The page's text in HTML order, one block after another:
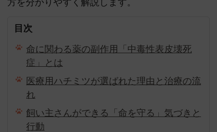
方を分かりやすく解説します。
目次
命に関わる薬の副作用「中毒性表皮壊死
症」とは
医療用ハチミツが選ばれた理由と治療の流
れ
飼い主さんができる「命を守る」気づきと
行動